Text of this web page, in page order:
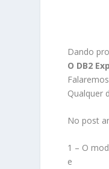
Dando
O DB2
Qualquer
No post
1 – O
e